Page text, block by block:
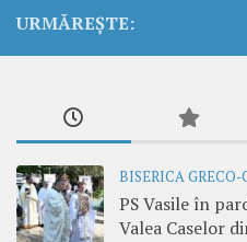
URMĂREȘTE:
BISERICA
PS Vasile în
Valea Caselor